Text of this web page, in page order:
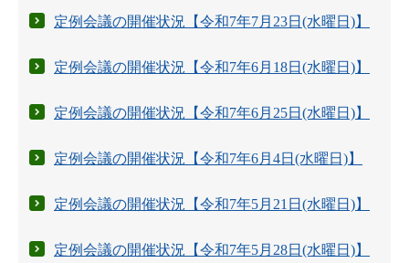
定例会議の開催状況【令和7年7月23日(水曜日)】
定例会議の開催状況【令和7年6月18日(水曜日)】
定例会議の開催状況【令和7年6月25日(水曜日)】
定例会議の開催状況【令和7年6月4日(水曜日)】
定例会議の開催状況【令和7年5月21日(水曜日)】
定例会議の開催状況【令和7年5月28日(水曜日)】